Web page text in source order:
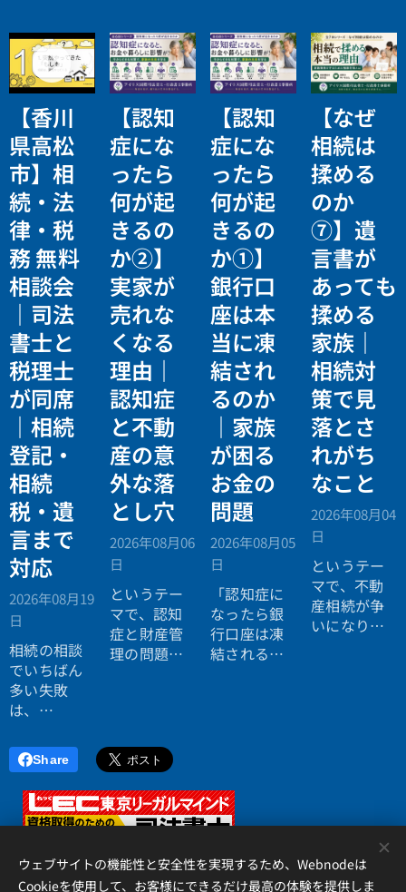
【香川
県高松
市】相
続・法
律・税
務 無料
相談会
｜司法
書士と
税理士
が同席
｜相続
登記・
相続
税・遺
言まで
対応
2026年08月19
日
相続の相談
でいちばん
多い失敗
は、
行ったら登
記の話がで
きず、司法
書士に行っ
たら税金が
い」ことで
【認知
症にな
ったら
何が起
きるの
か②】
実家が
売れな
くなる
理由｜
認知症
と不動
産の意
外な落
とし穴
2026年08月06
日
というテー
マで、認知
症と財産管
理の問題に
【認知
症にな
ったら
何が起
きるの
か①】
銀行口
座は本
当に凍
結され
るのか
｜家族
が困る
お金の
問題
2026年08月05
日
「認知症に
なったら銀
行口座は凍
結されると
【なぜ
相続は
揉める
のか
⑦】遺
言書が
あっても
揉める
家族｜
相続対
策で見
落とさ
れがち
なこと
2026年08月04
日
というテー
マで、不動
産相続が争
いになりや
Share
ウェブサイトの機能性と安全性を実現するため、Webnodeは
Cookieを使用して、お客様にできるだけ最高の体験を提供しま